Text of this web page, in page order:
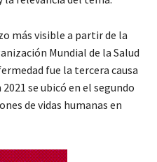
más visible a partir de la
Mundial de la Salud
fue la tercera causa
se ubicó en el segundo
de vidas humanas en